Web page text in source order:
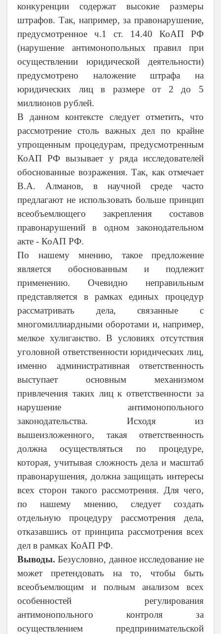
конкуренции содержат высокие размеры
штрафов. Так, например, за правонарушение,
предусмотренное ч.1 ст. 14.40 КоАП РФ
(нарушение антимонопольных правил при
осуществлении юридической деятельности)
предусмотрено наложение штрафа на
юридических лиц в размере от 2 до 5
миллионов рублей.
В данном контексте следует отметить, что
рассмотрение столь важных дел по крайне
упрощенным процедурам, предусмотренным
КоАП РФ вызывает у ряда исследователей
обоснованные возражения. Так, как отмечает
В.А. Алманов, в научной среде часто
предлагают не использовать больше принцип
всеобъемлющего закрепления составов
правонарушений в одном законодательном
акте - КоАП РФ.
По нашему мнению, такое предложение
является обоснованным и подлежит
применению. Очевидно неправильным
представляется в рамках единых процедур
рассматривать дела, связанные с
многомиллиардными оборотами и, например,
мелкое хулиганство. В условиях отсутствия
уголовной ответственности юридических лиц,
именно административная ответственность
выступает основным механизмом
привлечения таких лиц к ответственности за
нарушение антимонопольного
законодательства. Исходя из
вышеизложенного, такая ответственность
должна осуществляться по процедуре,
которая, учитывая сложность дела и масштаб
правонарушения, должна защищать интересы
всех сторон такого рассмотрения. Для чего,
по нашему мнению, следует создать
отдельную процедуру рассмотрения дела,
отказавшись от принципа рассмотрения всех
дел в рамках КоАП РФ.
Выводы.Безусловно, данное исследование не
может претендовать на то, чтобы быть
всеобъемлющим и полным анализом всех
особенностей регулирования
антимонопольного контроля за
осуществлением предпринимательской